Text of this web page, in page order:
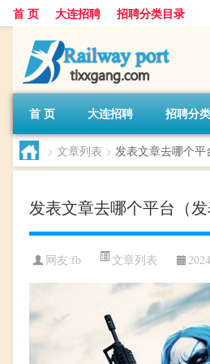
首 页 大连招聘 招聘分类目录
首 页 大连招聘 招聘分
> 文章列表 > 发表文章去哪个平
发表文章去哪个平台（发
网友:fb 文章列表